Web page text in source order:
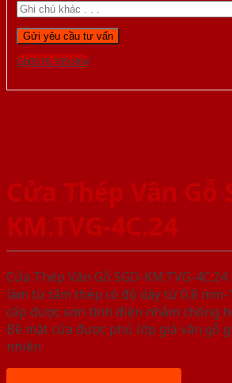
Gọi 0976.169.864
Cửa Thép Vân Gỗ
KM.TVG-4C.24
Cửa Thép Vân Gỗ SGD-KM.TVG-
làm từ tấm thép có độ dày từ 0,8 mm-
cấp được sơn tĩnh điện nhằm chống
Bề mặt cửa được phủ lớp giả vân gỗ
nhiên